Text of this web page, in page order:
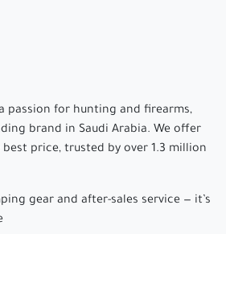
passion for hunting and firearms,
brand in Saudi Arabia. We offer
price, trusted by over 1.3 million
gear and after-sales service — it’s